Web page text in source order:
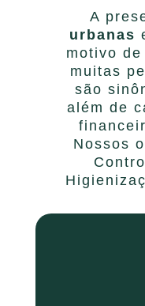
A
urbanas
motivo
muitas
são
além de
Nossos